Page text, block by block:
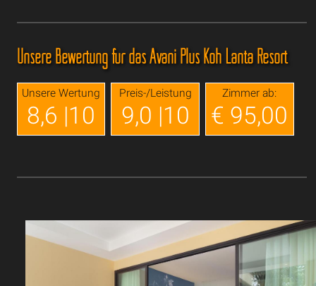
Unsere Bewertung für das Avani Plus Koh Lanta Resort
Unsere Wertung
8,6 |10
Preis-/Leistung
9,0 |10
Zimmer ab:
€ 95,00